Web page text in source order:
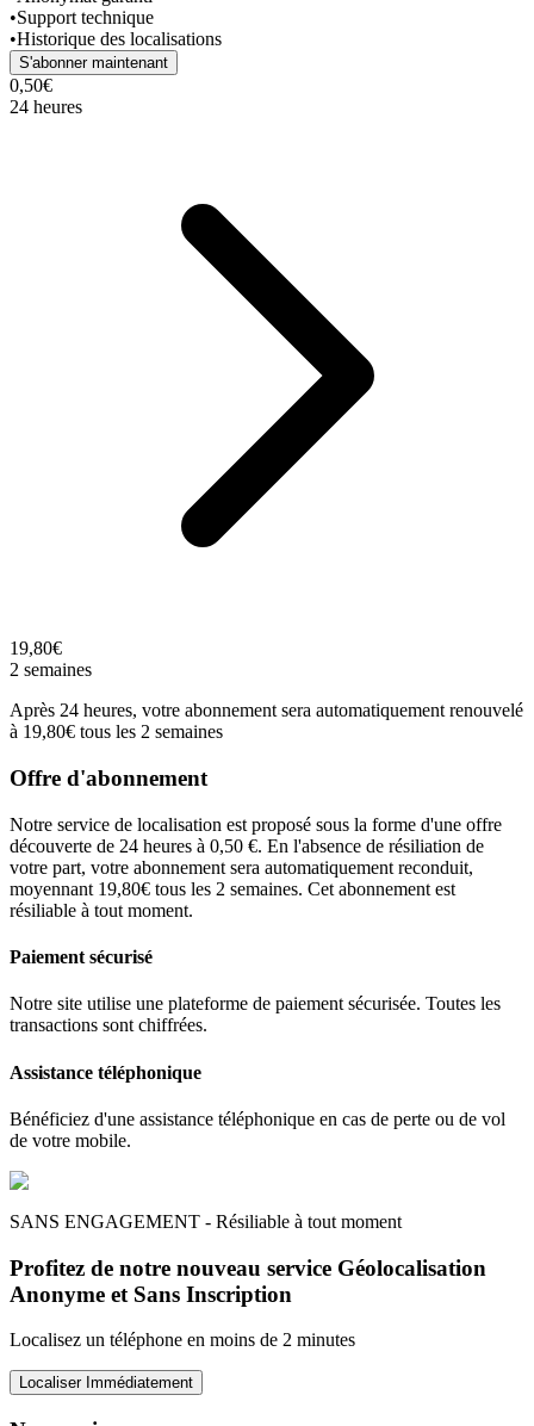
•Support technique
•Historique des localisations
S'abonner maintenant
0,50€
24 heures
19,80€
2 semaines
Après 24 heures, votre abonnement sera automatiquement renouvelé
à 19,80€ tous les 2 semaines
Offre d'abonnement
Notre service de localisation est proposé sous la forme d'une offre
découverte de 24 heures à 0,50 €. En l'absence de résiliation de
votre part, votre abonnement sera automatiquement reconduit,
moyennant 19,80€ tous les 2 semaines. Cet abonnement est
résiliable à tout moment.
Paiement sécurisé
Notre site utilise une plateforme de paiement sécurisée. Toutes les
transactions sont chiffrées.
Assistance téléphonique
Bénéficiez d'une assistance téléphonique en cas de perte ou de vol
de votre mobile.
SANS ENGAGEMENT - Résiliable à tout moment
Profitez de notre nouveau service Géolocalisation
Anonyme et Sans Inscription
Localisez un téléphone en moins de 2 minutes
Localiser Immédiatement